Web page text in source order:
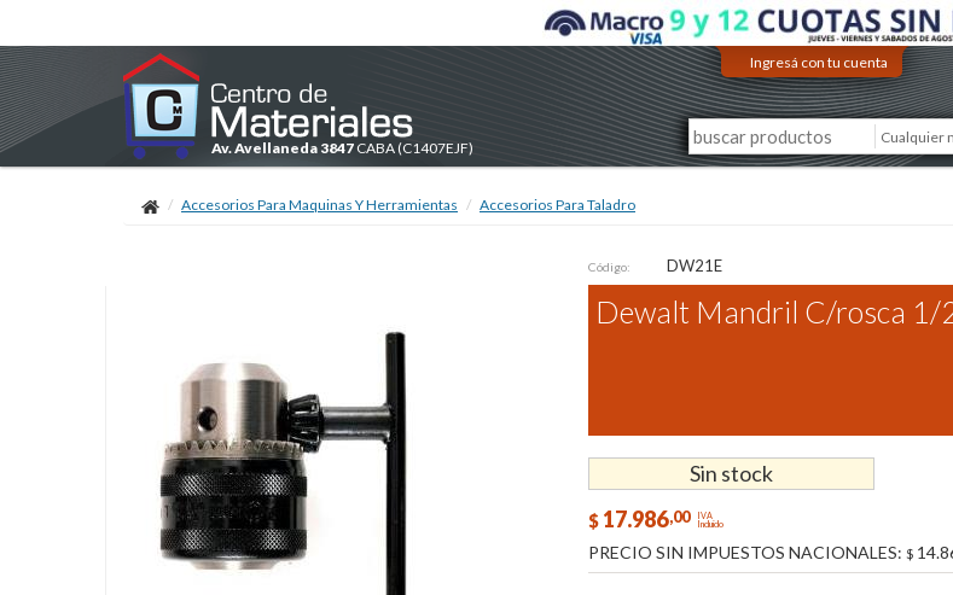
Ingresá con tu cuenta
Av. Avellaneda 3847 CABA(C1407EJF)
Accesorios Para Maquinas Y Herramientas Accesorios Para Taladro
Código: DW21E
Dewalt Mandril C/rosca 1/
Sin stock
$ 17.986,00 IVA
Incluido
PRECIO SIN IMPUESTOS NACIONALES: $